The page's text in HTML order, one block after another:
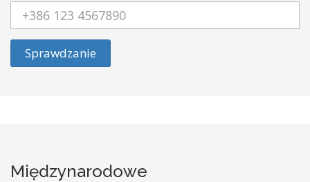
Sprawdzanie
Międzynarodowe